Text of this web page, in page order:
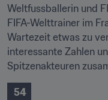
Weltfussballerin und
FIFA-Welttrainer im
Wartezeit etwas zu
interessante Zahlen
Spitzenakteuren
54